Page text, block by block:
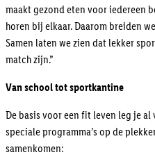
maakt gezond eten voor iedereen
horen bij elkaar. Daarom breiden
Samen laten we zien dat lekker
match zijn.”
Van school tot sportkantine
De basis voor een fit leven leg je
speciale programma’s op de
samenkomen: